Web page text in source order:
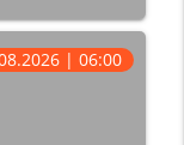
| 06:00